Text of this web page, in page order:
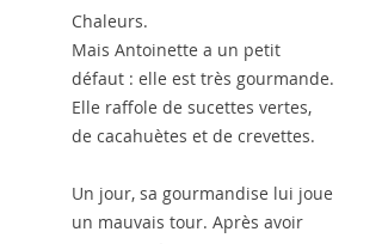
Chaleurs.
Mais Antoinette a un petit
défaut : elle est très gourmande.
Elle raffole de sucettes vertes,
de cacahuètes et de crevettes.
Un jour, sa gourmandise lui joue
un mauvais tour. Après avoir